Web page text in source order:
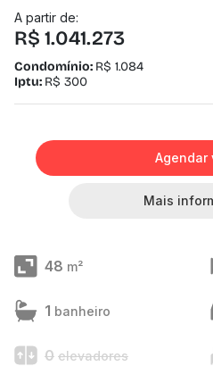
A partir de:
R$ 1.041.273
Condomínio: R$ 1.084
Iptu: R$ 300
Agendar
Mais
48 m²
1 banheiro
0 elevadores